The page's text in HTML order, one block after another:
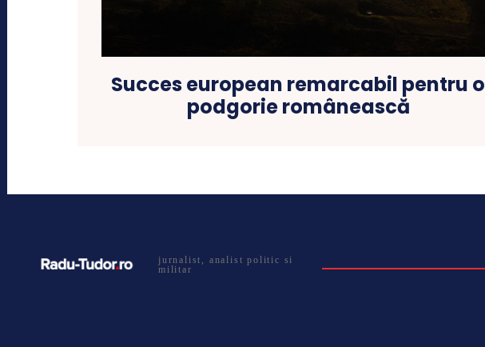
Succes european remarcabil pentru o
podgorie românească
jurnalist, analist politic si
militar